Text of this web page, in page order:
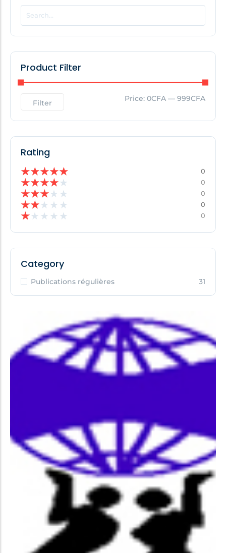
POPULAR THIS WEEK
No Posts Found!
No Posts Found!
Product Filter
Filter Price: 0CFA — 999CFA
Rating
★★★★★ 0
★★★★★ 0
★★★★ ★ 0
★★★ ★ ★ 0
★★ ★ ★ ★ 0
Category
Publications régulières 31